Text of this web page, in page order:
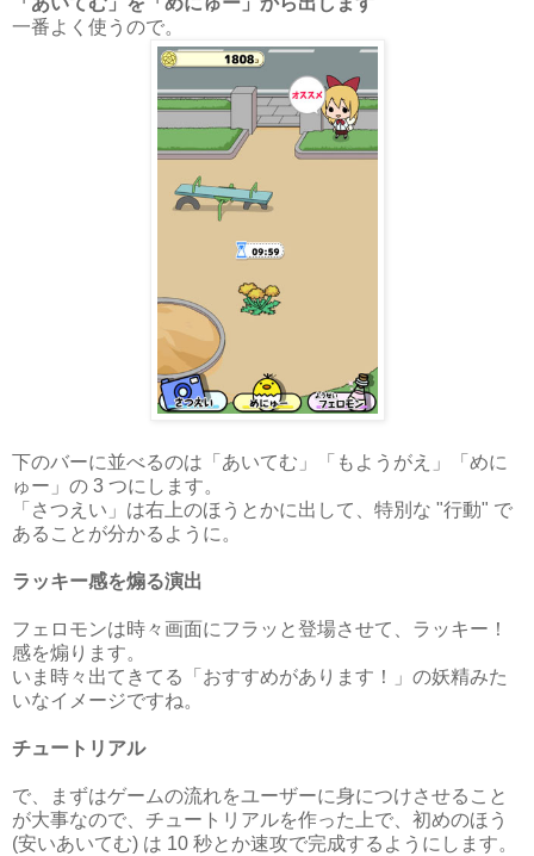
一番よく使うので。
下のバーに並べるのは「あいてむ」「もようがえ」「めに
ゅー」の 3 つにします。
「さつえい」は右上のほうとかに出して、特別な "行動" で
あることが分かるように。
ラッキー感を煽る演出
フェロモンは時々画面にフラッと登場させて、ラッキー！
感を煽ります。
いま時々出てきてる「おすすめがあります！」の妖精みた
いなイメージですね。
チュートリアル
で、まずはゲームの流れをユーザーに身につけさせること
が大事なので、チュートリアルを作った上で、初めのほう
(安いあいてむ) は 10 秒とか速攻で完成するようにします。